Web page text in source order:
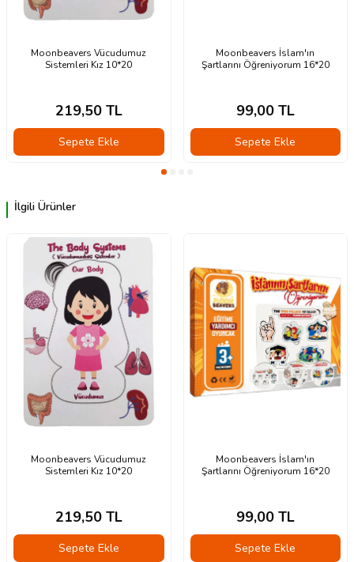
Moonbeavers Vücudumuz
Sistemleri Kız 10*20
219,50TL
Sepete Ekle
Moonbeavers İslam'ın
Şartlarını Öğreniyorum 16*20
99,00TL
Sepete Ekle
İlgili Ürünler
Moonbeavers Vücudumuz
Sistemleri Kız 10*20
219,50TL
Sepete Ekle
Moonbeavers İslam'ın
Şartlarını Öğreniyorum 16*20
99,00TL
Sepete Ekle